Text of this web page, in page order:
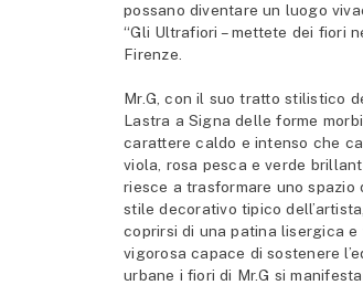
possano diventare un luogo
“Gli Ultrafiori – mettete dei fiori
Firenze.
Mr.G, con il suo tratto stilistico
Lastra a Signa delle forme
carattere caldo e intenso che
viola, rosa pesca e verde
riesce a trasformare uno spazio
stile decorativo tipico
coprirsi di una patina lisergica
vigorosa capace di sostenere
urbane i fiori di Mr.G si